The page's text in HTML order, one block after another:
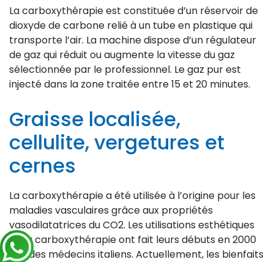
La carboxythérapie est constituée d’un réservoir de
dioxyde de carbone relié à un tube en plastique qui
transporte l’air. La machine dispose d’un régulateur
de gaz qui réduit ou augmente la vitesse du gaz
sélectionnée par le professionnel. Le gaz pur est
injecté dans la zone traitée entre 15 et 20 minutes.
Graisse localisée,
cellulite, vergetures et
cernes
La carboxythérapie a été utilisée à l’origine pour les
maladies vasculaires grâce aux propriétés
vasodilatatrices du CO2. Les utilisations esthétiques
de la carboxythérapie ont fait leurs débuts en 2000
par des médecins italiens. Actuellement, les bienfaits